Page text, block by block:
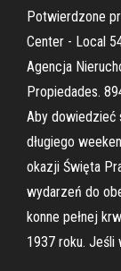
Potwierdzone
Center - Local
Agencja
Propiedades.
Aby dowiedzieć
długiego
okazji Święta
wydarzeń do
konne pełnej
1937 roku. Jeśli